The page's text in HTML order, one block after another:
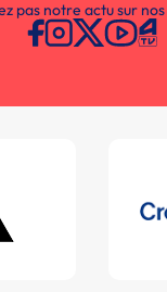
pas notre actu sur